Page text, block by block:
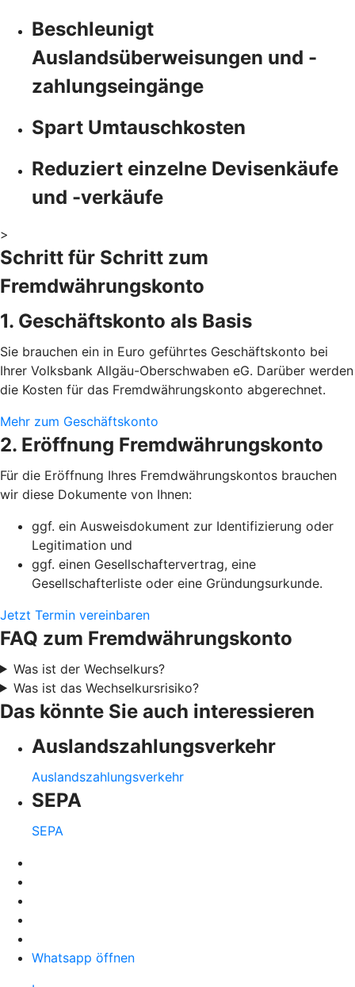
Beschleunigt
Auslandsüberweisungen und -
zahlungseingänge
Spart Umtauschkosten
Reduziert einzelne Devisenkäufe
und -verkäufe
>
Schritt für Schritt zum
Fremdwährungskonto
1. Geschäftskonto als Basis
Sie brauchen ein in Euro geführtes Geschäftskonto bei
Ihrer Volksbank Allgäu-Oberschwaben eG. Darüber werden
die Kosten für das Fremdwährungskonto abgerechnet.
Mehr zum Geschäftskonto
2. Eröffnung Fremdwährungskonto
Für die Eröffnung Ihres Fremdwährungskontos brauchen
wir diese Dokumente von Ihnen:
ggf. ein Ausweisdokument zur Identifizierung oder
Legitimation und
ggf. einen Gesellschaftervertrag, eine
Gesellschafterliste oder eine Gründungsurkunde.
Jetzt Termin vereinbaren
FAQ zum Fremdwährungskonto
Was ist der Wechselkurs?
Was ist das Wechselkursrisiko?
Das könnte Sie auch interessieren
Auslandszahlungsverkehr
Auslandszahlungsverkehr
SEPA
SEPA
Whatsapp öffnen